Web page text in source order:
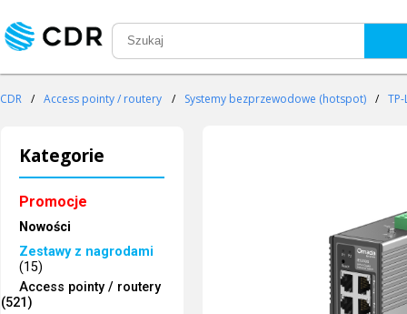
CDR / Access pointy / routery / Systemy bezprzewodowe (hotspot) /
Kategorie
Promocje
Nowości
Zestawy z nagrodami
(15)
Access pointy / routery
(521)